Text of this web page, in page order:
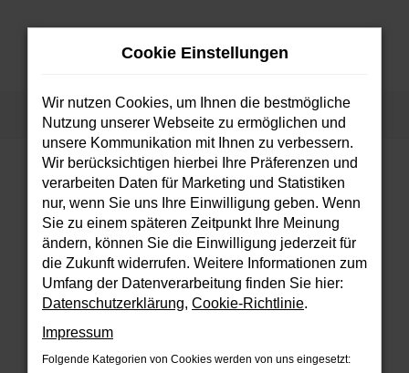
Zum
Startseite Fahrzeugsuche
FEHLER: NETWORK ERROR
Beim Laden ist ein Fehler aufgetreten.
Hier sind ein paar Tipps, die dir helfen können:
Überprüfe deine Firewall und deine
Internetverbindung.
Laden andere Webseiten, zum Beispiel
deine Suchmaschine?
Cookie Einstellungen
Wir nutzen Cookies, um Ihnen die bestmögliche
Nutzung unserer Webseite zu ermöglichen und
unsere Kommunikation mit Ihnen zu verbessern.
Wir berücksichtigen hierbei Ihre Präferenzen und
verarbeiten Daten für Marketing und Statistiken
nur, wenn Sie uns Ihre Einwilligung geben. Wenn
Sie zu einem späteren Zeitpunkt Ihre Meinung
ändern, können Sie die Einwilligung jederzeit für
die Zukunft widerrufen. Weitere Informationen zum
Umfang der Datenverarbeitung finden Sie hier:
Datenschutzerklärung, Cookie-Richtlinie.
Impressum
Folgende Kategorien von Cookies werden von uns eingesetzt: